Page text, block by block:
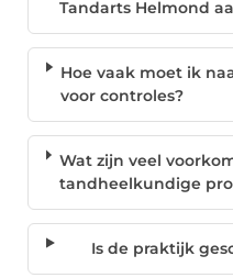
Tandarts Helmond
Hoe vaak moet ik
voor controles?
Wat zijn veel
tandheelkundige
Is de praktijk